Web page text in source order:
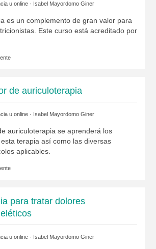
u online · Isabel Mayordomo Giner
es un complemento de gran valor para
Este curso está acreditado por
de auriculoterapia
u online · Isabel Mayordomo Giner
auriculoterapia se aprenderá los
terapia así como las diversas
aplicables.
para tratar dolores
u online · Isabel Mayordomo Giner